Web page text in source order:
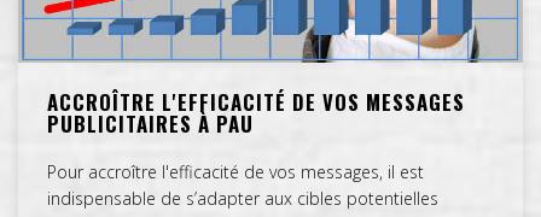
ACCROÎTRE L'EFFICACITÉ DE VOS MESSAGES
PUBLICITAIRES À PAU
Pour accroître l'efficacité de vos messages, il est
indispensable de s’adapter aux cibles potentielles